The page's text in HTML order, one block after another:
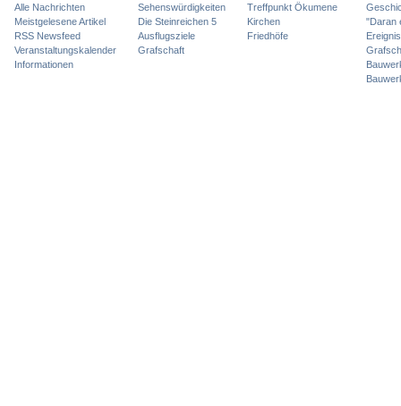
Alle Nachrichten
Meistgelesene Artikel
RSS Newsfeed
Veranstaltungskalender
Informationen
Sehenswürdigkeiten
Die Steinreichen 5
Ausflugsziele
Grafschaft
Treffpunkt Ökumene
Kirchen
Friedhöfe
"Daran